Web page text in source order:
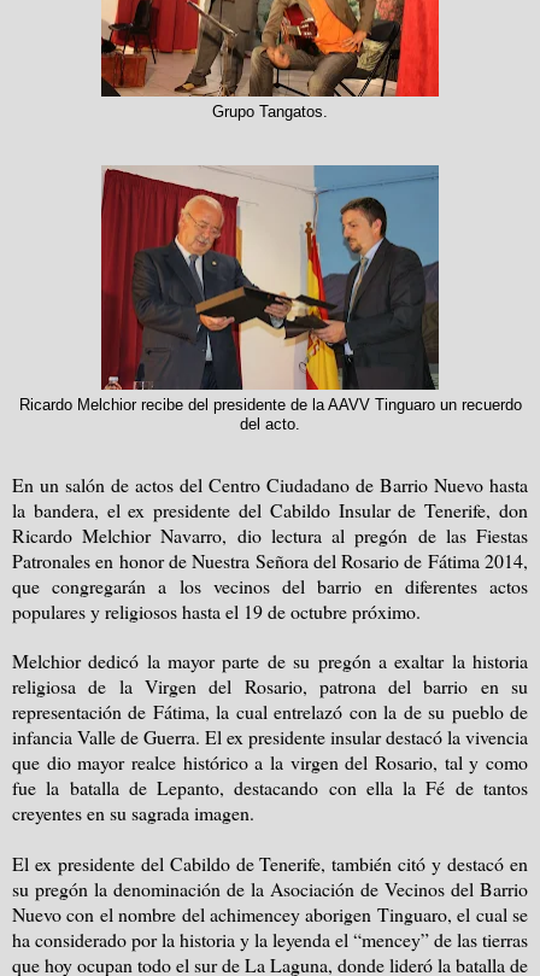
Grupo Tangatos.
Ricardo Melchior recibe del presidente de la AAVV Tinguaro un recuerdo
del acto.
En un salón de actos del Centro Ciudadano de Barrio Nuevo hasta
la bandera, el ex presidente del Cabildo Insular de Tenerife, don
Ricardo Melchior Navarro, dio lectura al pregón de las Fiestas
Patronales en honor de Nuestra Señora del Rosario de Fátima 2014,
que congregarán a los vecinos del barrio en diferentes actos
populares y religiosos hasta el 19 de octubre próximo.
Melchior dedicó la mayor parte de su pregón a exaltar la historia
religiosa de la Virgen del Rosario, patrona del barrio en su
representación de Fátima, la cual entrelazó con la de su pueblo de
infancia Valle de Guerra. El ex presidente insular destacó la vivencia
que dio mayor realce histórico a la virgen del Rosario, tal y como
fue la batalla de Lepanto, destacando con ella la Fé de tantos
creyentes en su sagrada imagen.
El ex presidente del Cabildo de Tenerife, también citó y destacó en
su pregón la denominación de la Asociación de Vecinos del Barrio
Nuevo con el nombre del achimencey aborigen Tinguaro, el cual se
ha considerado por la historia y la leyenda el “mencey” de las tierras
que hoy ocupan todo el sur de La Laguna, donde lideró la batalla de